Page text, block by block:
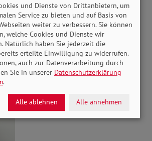
und Dienste von Drittanbietern, um
Service zu bieten und auf Basis von
weiter zu verbessern. Sie können
welche Cookies und Dienste wir
Natürlich haben Sie jederzeit die
erteilte Einwilligung zu widerrufen.
auch zur Datenverarbeitung durch
Sie in unserer Datenschutzerklärung
.
Alle ablehnen Alle annehmen